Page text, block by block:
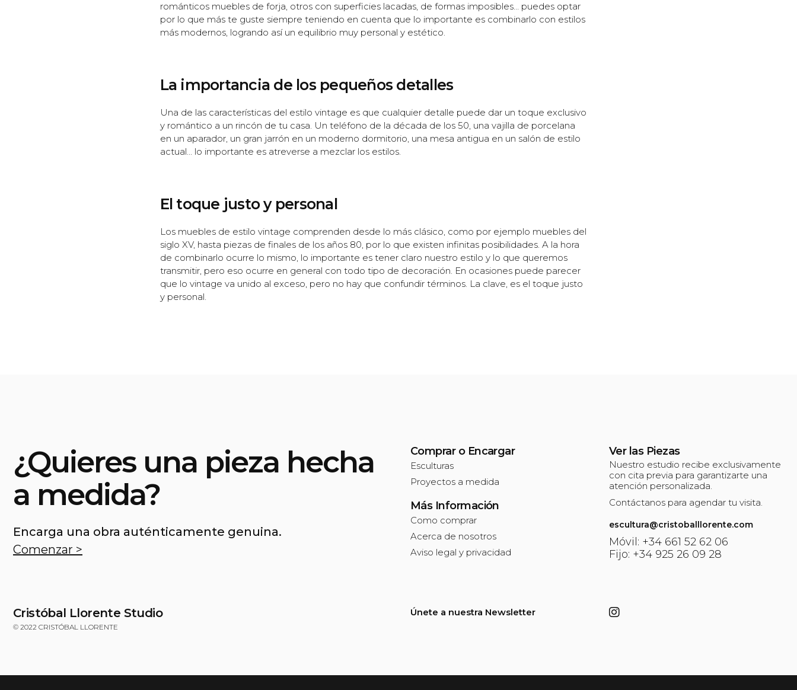
románticos muebles de forja, otros con superficies lacadas, de formas imposibles… puedes optar
por lo que más te guste siempre teniendo en cuenta que lo importante es combinarlo con estilos
más modernos, logrando así un equilibrio muy personal y estético.
La importancia de los pequeños detalles
Una de las características del estilo vintage es que cualquier detalle puede dar un toque exclusivo
y romántico a un rincón de tu casa. Un teléfono de la década de los 50, una vajilla de porcelana
en un aparador, un gran jarrón en un moderno dormitorio, una mesa antigua en un salón de estilo
actual… lo importante es atreverse a mezclar los estilos.
El toque justo y personal
Los muebles de estilo vintage comprenden desde lo más clásico, como por ejemplo muebles del
siglo XV, hasta piezas de finales de los años 80, por lo que existen infinitas posibilidades. A la hora
de combinarlo ocurre lo mismo, lo importante es tener claro nuestro estilo y lo que queremos
transmitir, pero eso ocurre en general con todo tipo de decoración. En ocasiones puede parecer
que lo vintage va unido al exceso, pero no hay que confundir términos. La clave, es el toque justo
y personal.
¿Quieres una pieza hecha
a medida?
Encarga una obra auténticamente genuina.
Comenzar >
Comprar o Encargar
Esculturas
Proyectos a medida
Más Información
Como comprar
Acerca de nosotros
Aviso legal y privacidad
Ver las Piezas
Nuestro estudio recibe exclusivamente
con cita previa para garantizarte una
atención personalizada.
Contáctanos para agendar tu visita.
escultura@cristoballlorente.com
Móvil: +34 661 52 62 06
Fijo: +34 925 26 09 28
Cristóbal Llorente Studio
© 2022 CRISTÓBAL LLORENTE
Únete a nuestra Newsletter